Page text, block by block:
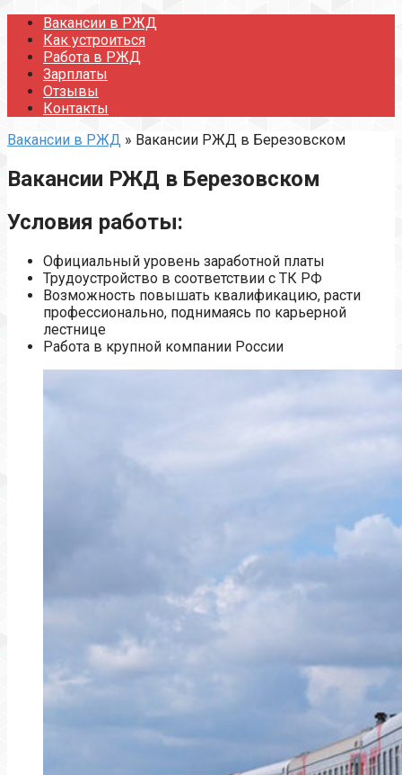
Перейти
контенту
Вакансии в РЖД
Как устроиться
Работа в РЖД
Зарплаты
Отзывы
Контакты
Вакансии в РЖД » Вакансии РЖД в Березовском
Вакансии РЖД в Березовском
Условия работы:
Официальный уровень заработной платы
Трудоустройство в соответствии с ТК РФ
Возможность повышать квалификацию, расти
профессионально, поднимаясь по карьерной
лестнице
Работа в крупной компании России